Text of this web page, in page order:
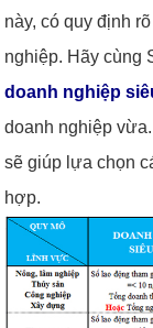
này, có quy định
nghiệp. Hãy cùng
doanh nghiệp
doanh nghiệp
sẽ giúp lựa chọn
hợp.